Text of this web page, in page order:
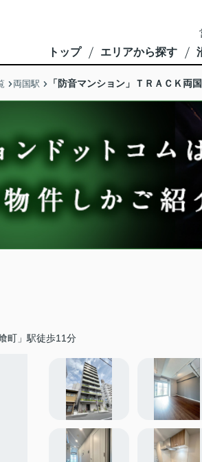
トップ エリアから探す
両国駅 「防音マンション」ＴＲＡＣＫ両国
町」駅徒歩11分